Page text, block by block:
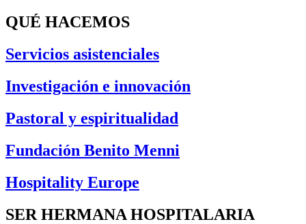
QUÉ HACEMOS
Servicios asistenciales
Investigación e innovación
Pastoral y espiritualidad
Fundación Benito Menni
Hospitality Europe
SER HERMANA HOSPITALARIA